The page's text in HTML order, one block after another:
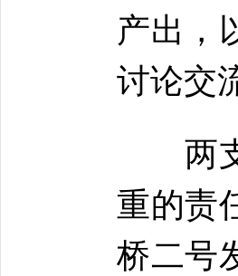
产出，
讨论交
两支
重的责
桥二号